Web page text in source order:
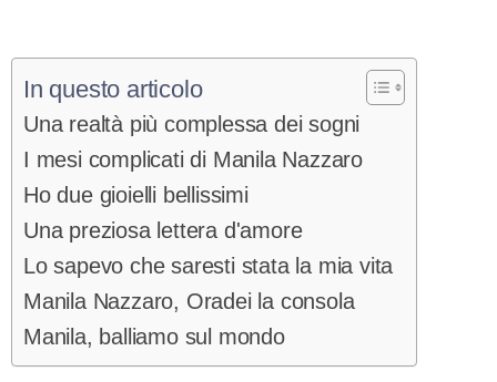
In questo articolo
Una realtà più complessa dei sogni
I mesi complicati di Manila Nazzaro
Ho due gioielli bellissimi
Una preziosa lettera d'amore
Lo sapevo che saresti stata la mia vita
Manila Nazzaro, Oradei la consola
Manila, balliamo sul mondo